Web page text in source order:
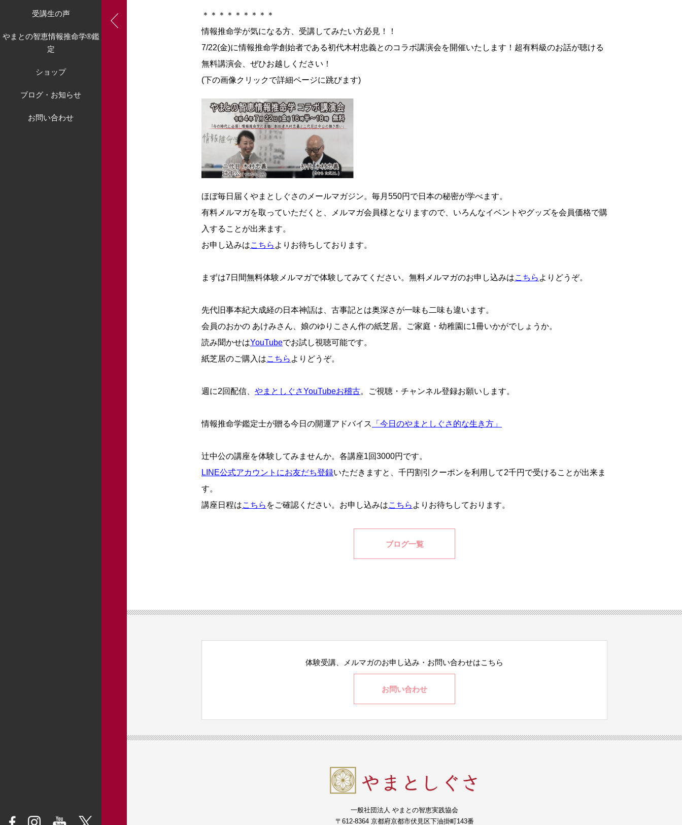
受講生の声
やまとの智恵情報推命学®鑑
定
ショップ
ブログ・お知らせ
お問い合わせ
＊＊＊＊＊＊＊＊＊
情報推命学が気になる方、受講してみたい方必見！！
7/22(金)に情報推命学創始者である初代木村忠義とのコラボ講演会を開催いたします！超有料級のお話が聴ける
無料講演会、ぜひお越しください！
(下の画像クリックで詳細ページに跳びます)
ほぼ毎日届くやまとしぐさのメールマガジン。毎月550円で日本の秘密が学べます。
有料メルマガを取っていただくと、メルマガ会員様となりますので、いろんなイベントやグッズを会員価格で購
入することが出来ます。
お申し込みはこちら よりお待ちしております。
まずは7日間無料体験メルマガで体験してみてください。無料メルマガのお申し込みはこちら よりどうぞ。
先代旧事本紀大成経の日本神話は、古事記とは奥深さが一味も二味も違います。
会員のおかの あけみさん、娘のゆりこさん作の紙芝居。ご家庭・幼稚園に1冊いかがでしょうか。
読み聞かせはYouTubeでお試し視聴可能です。
紙芝居のご購入はこちら よりどうぞ。
週に2回配信、 やまとしぐさYouTubeお稽古。ご視聴・チャンネル登録お願いします。
情報推命学鑑定士が贈る今日の開運アドバイス 「今日のやまとしぐさ的な生き方」
辻中公の講座を体験してみませんか。各講座1回3000円です。
LINE公式アカウントにお友だち登録いただきますと、千円割引クーポンを利用して2千円で受けることが出来ま
す。
講座日程はこちら をご確認ください。お申し込みはこちら よりお待ちしております。
ブログ一覧
体験受講、メルマガのお申し込み・お問い合わせはこちら
お問い合わせ
一般社団法人 やまとの智恵実践協会
〒612-8364 京都府京都市伏見区下油掛町143番